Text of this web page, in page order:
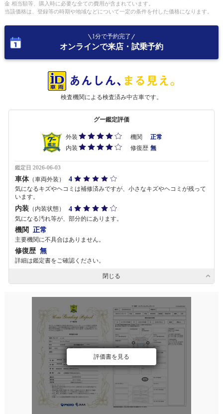
金 相当額等、購入時に必要な全ての費用が含まれています。
当該価格は、登録等の時期や地域などについて一定の条件を付した価格になります。
1分で予約完了
オンラインで来店・試乗予約
検査機関による検査済み中古車です。
グー鑑定評価
外装 機関
正常
内装
修復歴 無
鑑定日 2026-06-03
車体（車両外装） 4
気になるキズやヘコミは補修済みですが、小さなキズやヘコミが残って
います。
内装 （内装状態） 4
気になる汚れ等が、部分的にあります。
機関 正常
主要機関に不具合はありません。
修復歴 無
詳細は鑑定書をご確認ください。
閉じる
評価書を見る